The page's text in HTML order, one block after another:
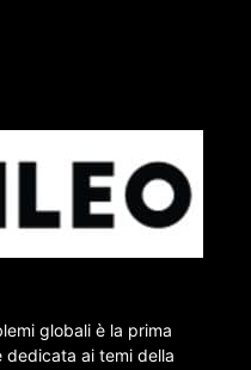
globali è la prima
dedicata ai temi della